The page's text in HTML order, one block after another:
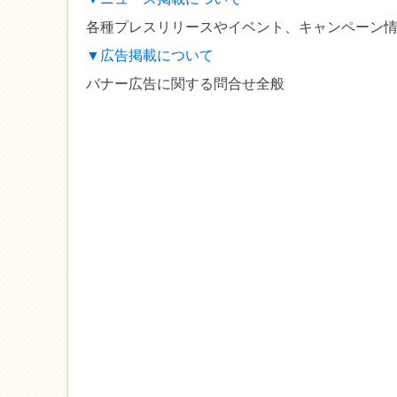
各種プレスリリースやイベント、キャンペーン
▼広告掲載について
バナー広告に関する問合せ全般